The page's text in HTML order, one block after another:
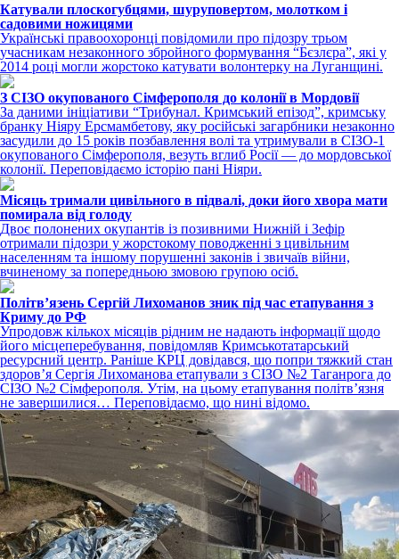
Катували плоскогубцями, шуруповертом, молотком і
садовими ножицями
Українські правоохоронці повідомили про підозру трьом
учасникам незаконного збройного формування “Бєзлєра”, які у
2014 році могли жорстоко катувати волонтерку на Луганщині.
З СІЗО окупованого Сімферополя до колонії в Мордовії
За даними ініціативи “Трибунал. Кримський епізод”, кримську
бранку Ніяру Ерсмамбетову, яку російські загарбники незаконно
засудили до 15 років позбавлення волі та утримували в СІЗО-1
окупованого Сімферополя, везуть вглиб Росії — до мордовської
колонії. Переповідаємо історію пані Ніяри.
Місяць тримали цивільного в підвалі, доки його хвора мати
помирала від голоду
Двоє полонених окупантів із позивними Нижній і Зефір
отримали підозри у жорстокому поводженні з цивільним
населенням та іншому порушенні законів і звичаїв війни,
вчиненому за попередньою змовою групою осіб.
Політвʼязень Сергій Лихоманов зник під час етапування з
Криму до РФ
Упродовж кількох місяців рідним не надають інформації щодо
його місцеперебування, повідомляв Кримськотатарський
ресурсний центр. Раніше КРЦ довідався, що попри тяжкий стан
здоров’я Сергія Лихоманова етапували з СІЗО №2 Таганрога до
СІЗО №2 Сімферополя. Утім, на цьому етапування політвʼязня
не завершилися… Переповідаємо, що нині відомо.